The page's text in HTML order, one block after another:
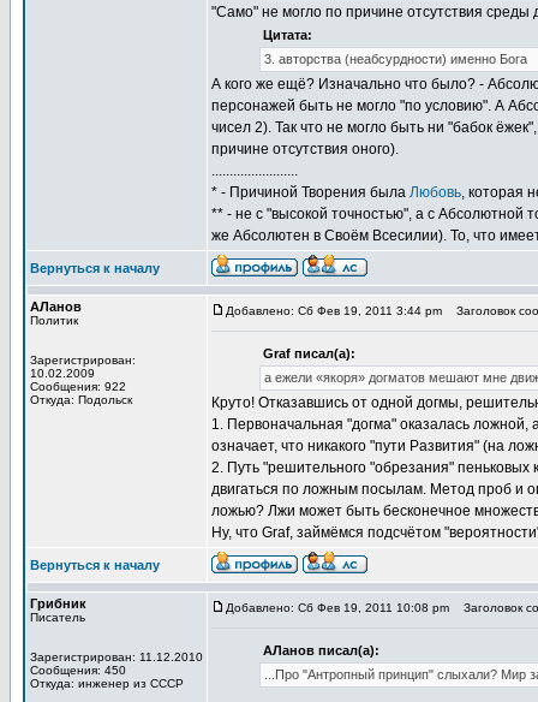
"Само" не могло по причине отсутствия среды
Цитата:
3. авторства (неабсурдности) именно Бога
А кого же ещё? Изначально что было? -
персонажей быть не могло "по условию". А
чисел 2). Так что не могло быть ни "бабок
причине отсутствия оного).
........................
* - Причиной Творения была Любовь, которая
** - не с "высокой точностью", а с Абсолютной
же Абсолютен в Своём Всесилии). То, что
Вернуться к началу
АЛанов
Политик
Зарегистрирован:
10.02.2009
Сообщения: 922
Откуда: Подольск
Добавлено: Сб Фев 19, 2011 3:44 pm Заголовок
Graf писал(а):
а ежели «якоря» догматов мешают мне
Круто! Отказавшись от одной догмы,
1. Первоначальная "догма" оказалась
означает, что никакого "пути Развития" (на
2. Путь "решительного "обрезания" пеньковых
двигаться по ложным посылам. Метод проб и
ложью? Лжи может быть бесконечное
Ну, что Graf, займёмся подсчётом
Вернуться к началу
Грибник
Писатель
Зарегистрирован: 11.12.2010
Сообщения: 450
Откуда: инженер из СССР
Добавлено: Сб Фев 19, 2011 10:08 pm Заголовок
АЛанов писал(а):
...Про "Антропный принцип" слыхали? Мир